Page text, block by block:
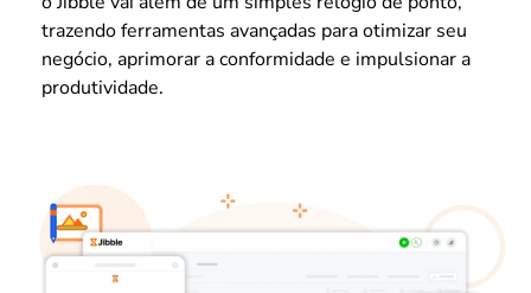
trazendo ferramentas avançadas para otimizar seu
negócio, aprimorar a conformidade e impulsionar a
produtividade.